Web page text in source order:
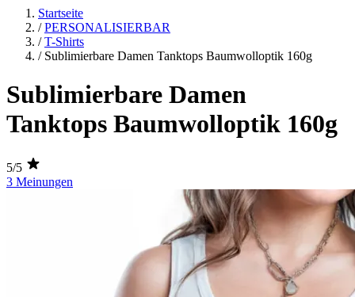
Startseite
/ PERSONALISIERBAR
/ T-Shirts
/ Sublimierbare Damen Tanktops Baumwolloptik 160g
Sublimierbare Damen
Tanktops Baumwolloptik 160g
5/5
3 Meinungen